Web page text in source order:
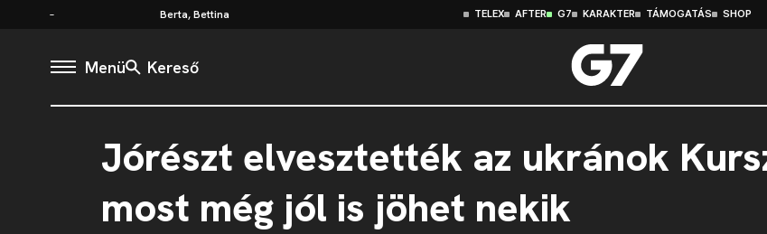
Berta, Bettina TELEX AFTER G7 KARAKTER TÁMOGATÁS SHOP
Menü Kereső
Jórészt elvesztették az ukránok
most még jól is jöhet nekik